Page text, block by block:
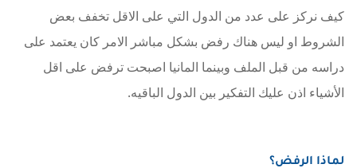
كيف نركز على عدد من الدول التي على الاقل تخفف بعض
الشروط او ليس هناك رفض بشكل مباشر الامر كان يعتمد على
دراسه من قبل الملف وبينما المانيا اصبحت ترفض على اقل
الأشياء اذن عليك التفكير بين الدول الباقيه.
لماذا الرفض؟